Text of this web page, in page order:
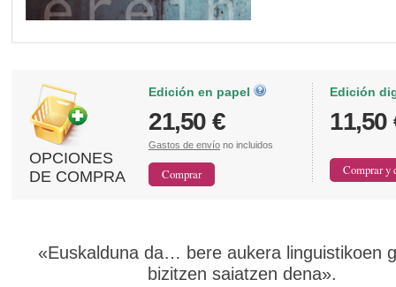
OPCIONES
DE COMPRA
Edición en papel
21,50 €
Gastos de envío no incluidos
Edición
11,50
«Euskalduna da… bere aukera linguistikoen
bizitzen saiatzen dena».